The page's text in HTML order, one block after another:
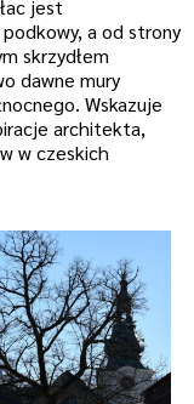
jest
a od strony
skrzydłem
dawne mury
Wskazuje
architekta,
w czeskich